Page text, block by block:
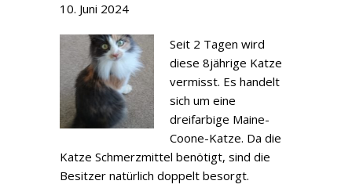
10. Juni 2024
Seit 2 Tagen wird
diese 8jährige Katze
vermisst. Es handelt
sich um eine
dreifarbige Maine-
Coone-Katze. Da die
Katze Schmerzmittel benötigt, sind die
Besitzer natürlich doppelt besorgt.